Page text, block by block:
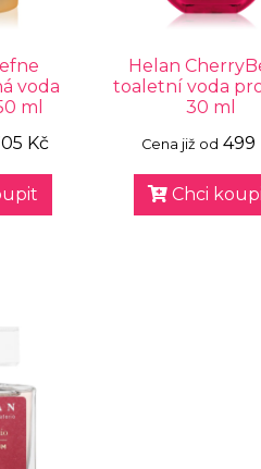
voda
ml
Kč
Helan
toaletní voda
30 ml
Cena již od 499
Chci